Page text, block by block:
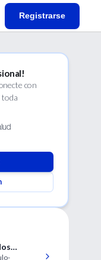
Registrarse
con
toda